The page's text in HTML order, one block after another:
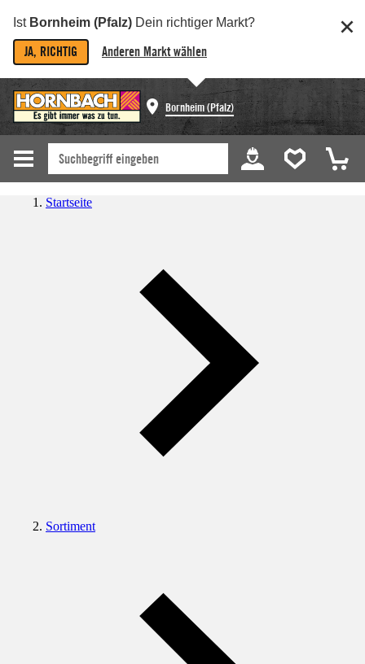
Ist Bornheim (Pfalz) Dein richtiger Markt?
JA, RICHTIG Anderen Markt wählen
Bornheim (Pfalz)
Startseite
Sortiment